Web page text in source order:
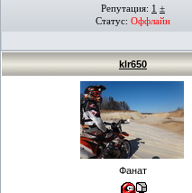
Репутация: 1 ±
Статус: Оффлайн
klr650
Фанат